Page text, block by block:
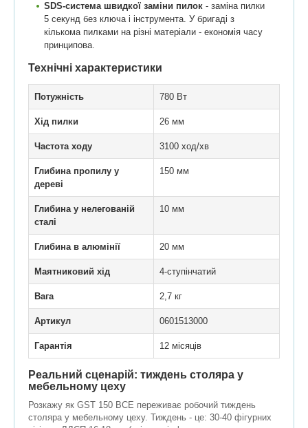
SDS-система швидкої заміни пилок - заміна пилки
5 секунд без ключа і інструмента. У бригаді з
кількома пилками на різні матеріали - економія часу
принципова.
Технічні характеристики
Потужність 780 Вт
Хід пилки 26 мм
Частота ходу 3100 ход/хв
Глибина пропилу у
дереві
150 мм
Глибина у нелегованій
сталі
10 мм
Глибина в алюмінії 20 мм
Маятниковий хід 4-ступінчатий
Вага 2,7 кг
Артикул 0601513000
Гарантія 12 місяців
Реальний сценарій: тиждень столяра у
мебельному цеху
Розкажу як GST 150 BCE переживає робочий тиждень
столяра у мебельному цеху. Тиждень - це: 30-40 фігурних